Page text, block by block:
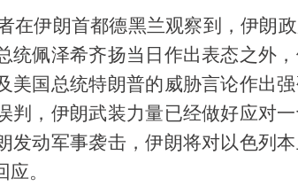
在伊朗首都德黑兰观察到，伊朗
统佩泽希齐扬当日作出表态之外
美国总统特朗普的威胁言论作出
判，伊朗武装力量已经做好应对
发动军事袭击，伊朗将对以色列
。